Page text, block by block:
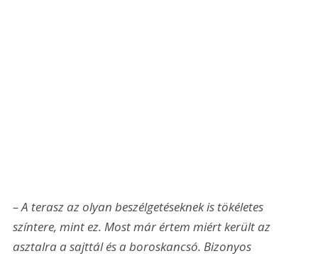
– A terasz az olyan beszélgetéseknek is tökéletes
színtere, mint ez. Most már értem miért került az
asztalra a sajttál és a boroskancsó. Bizonyos